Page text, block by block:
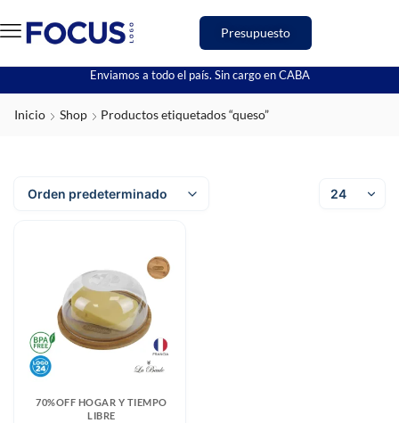
Presupuesto
Enviamos a todo el país. Sin cargo en CABA
Inicio Shop Productos etiquetados “queso”
70%OFF HOGAR Y TIEMPO
LIBRE